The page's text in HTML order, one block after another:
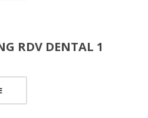
RDV DENTAL 1